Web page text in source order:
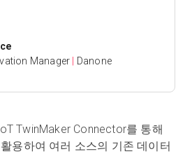
Manager
Danone
TwinMaker Connector를 통해
용하여 여러 소스의 기존 데이터